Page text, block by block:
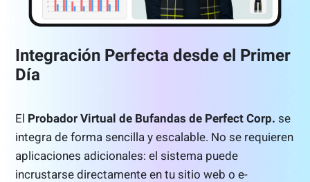
Integración Perfecta desde el Primer
Día
El Probador Virtual de Bufandas de Perfect Corp. se
integra de forma sencilla y escalable. No se requieren
aplicaciones adicionales: el sistema puede
incrustarse directamente en tu sitio web o e-